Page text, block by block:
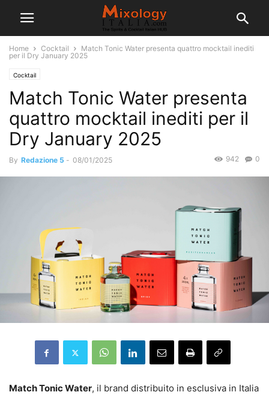
Home Cocktail
Match Tonic Water presenta quattro mocktail inediti
per il Dry January 2025
Cocktail
Match Tonic Water presenta
quattro mocktail inediti per il
Dry January 2025
By Redazione 5 - 08/01/2025 0
942
Match Tonic Water, il brand distribuito in esclusiva in Italia